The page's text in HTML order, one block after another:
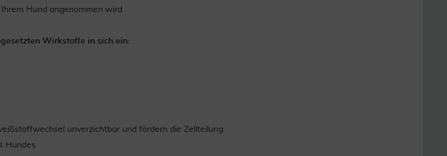
Hund angenommen wird
Wirkstoffe in sich ein:
unverzichtbar und fördern die Zellteilung
Hundes